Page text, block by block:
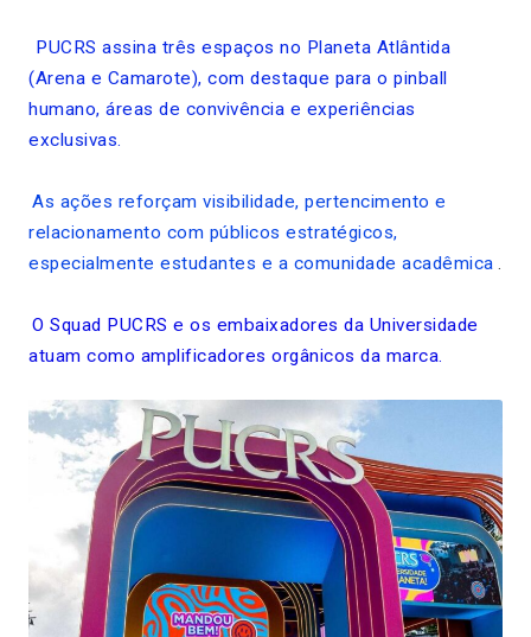
PUCRS assina três espaços no Planeta Atlântida
(Arena e Camarote), com destaque para o pinball
humano, áreas de convivência e experiências
exclusivas.
As ações reforçam visibilidade, pertencimento e
relacionamento com públicos estratégicos,
especialmente estudantes e a comunidade acadêmica .
O Squad PUCRS e os embaixadores da Universidade
atuam como amplificadores orgânicos da marca.